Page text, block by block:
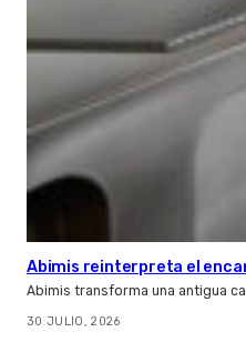
Abimis reinterpreta el
Abimis transforma una antigua
30 JULIO, 2026